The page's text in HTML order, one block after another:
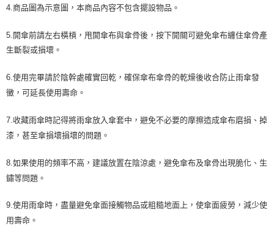
4.商品圖為示意圖，本商品內容不包含擺設物品。
5.開傘前請左右橫槓，甩開傘布與傘骨後，按下開關可避免傘布纏住傘骨產
生斷裂或損壞。
6.使用完畢請於陰幹處確實回乾，確保傘布傘骨的乾燥後收合防止雨傘發
黴，可延長使用壽命。
7.收藏雨傘時記得將雨傘放入傘套中，避免不必要的摩擦造成傘布磨損、掉
漆，甚至傘損壞損壞的問題。
8.如果使用的頻率不高，建議放置在陰涼處，避免傘布及傘骨出現脆化、生
鏽等問題。
9.使用雨傘時，盡量避免傘面接觸物品或粗糙地面上，使傘面疲勞，減少使
用壽命。